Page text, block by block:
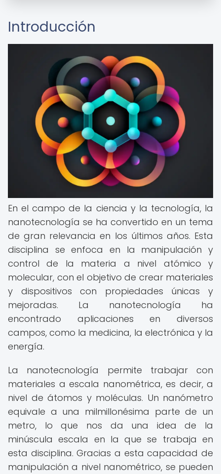
Introducción
En el campo de la ciencia y la tecnología, la
nanotecnología se ha convertido en un tema
de gran relevancia en los últimos años. Esta
disciplina se enfoca en la manipulación y
control de la materia a nivel atómico y
molecular, con el objetivo de crear materiales
y dispositivos con propiedades únicas y
mejoradas. La nanotecnología ha
encontrado aplicaciones en diversos
campos, como la medicina, la electrónica y la
energía.
La nanotecnología permite trabajar con
materiales a escala nanométrica, es decir, a
nivel de átomos y moléculas. Un nanómetro
equivale a una milmillonésima parte de un
metro, lo que nos da una idea de la
minúscula escala en la que se trabaja en
esta disciplina. Gracias a esta capacidad de
manipulación a nivel nanométrico, se pueden